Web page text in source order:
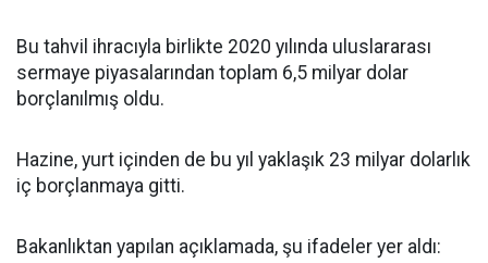
Bu tahvil ihracıyla birlikte 2020 yılında uluslararası
sermaye piyasalarından toplam 6,5 milyar dolar
borçlanılmış oldu.
Hazine, yurt içinden de bu yıl yaklaşık 23 milyar dolarlık
iç borçlanmaya gitti.
Bakanlıktan yapılan açıklamada, şu ifadeler yer aldı: